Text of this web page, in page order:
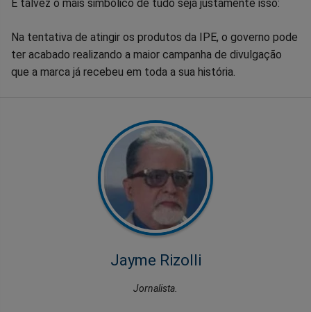
E talvez o mais simbólico de tudo seja justamente isso:
Na tentativa de atingir os produtos da IPE, o governo pode
ter acabado realizando a maior campanha de divulgação
que a marca já recebeu em toda a sua história.
Jayme Rizolli
Jornalista.